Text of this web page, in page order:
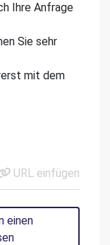
Ihre Anfrage
Sie sehr
mit dem
URL einfügen
einen